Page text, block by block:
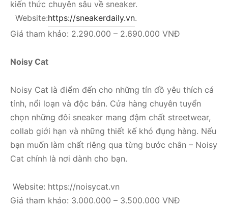
kiến ​​thức chuyên sâu về sneaker.
Website:https://sneakerdaily.vn.
Giá tham khảo: 2.290.000 – 2.690.000 VNĐ
Noisy Cat
Noisy Cat là điểm đến cho những tín đồ yêu thích cá
tính, nổi loạn và độc bản. Cửa hàng chuyên tuyển
chọn những đôi sneaker mang đậm chất streetwear,
collab giới hạn và những thiết kế khó đụng hàng. Nếu
bạn muốn làm chất riêng qua từng bước chân – Noisy
Cat chính là nơi dành cho bạn.
Website: https://noisycat.vn
Giá tham khảo: 3.000.000 – 3.500.000 VNĐ